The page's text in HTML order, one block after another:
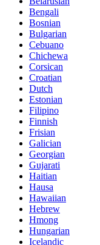
Bengali
Bosnian
Bulgarian
Cebuano
Chichewa
Corsican
Croatian
Dutch
Estonian
Filipino
Finnish
Frisian
Galician
Georgian
Gujarati
Haitian
Hausa
Hawaiian
Hebrew
Hmong
Hungarian
Icelandic